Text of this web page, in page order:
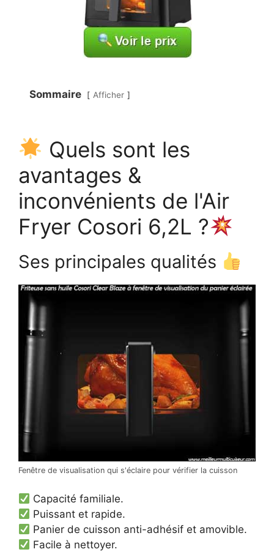
Sommaire Afficher
Quels sont les
avantages &
inconvénients de l'Air
Fryer Cosori 6,2L ?
Ses principales qualités
Fenêtre de visualisation qui s'éclaire pour vérifier la cuisson
Capacité familiale.
Puissant et rapide.
Panier de cuisson anti-adhésif et amovible.
Facile à nettoyer.